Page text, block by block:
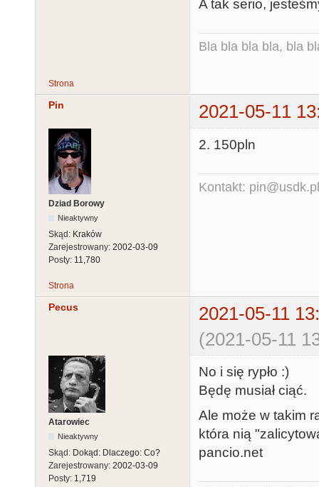
A tak serio,
Bla bla bla bla, bla
Strona
Pin 2021-05-11
Dziad Borowy
Nieaktywny
Skąd: Kraków
Zarejestrowany: 2002-03-09
Posty: 11,780
2. 150pln
Kontakt: pin@usdk.pl
Strona
Pecus
2021-05-11
(2021-05-11
Atarowiec
Nieaktywny
Skąd: Dokąd: Dlaczego: Co?
Zarejestrowany: 2002-03-09
Posty: 1,719
No i się rypło :)
Będę musiał ciąć.
Ale może w takim
która nią
pancio.net